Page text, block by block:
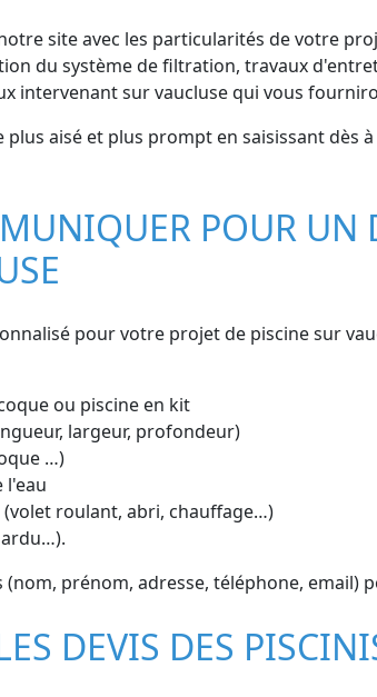
site avec les particularités de votre
du système de filtration, travaux
intervenant sur vaucluse qui vous
aisé et plus prompt en saisissant dès
POUR UN
pour votre projet de piscine sur
ou piscine en kit
largeur, profondeur)
…)
l'eau
(volet roulant, abri, chauffage…)
prénom, adresse, téléphone, email)
DEVIS DES